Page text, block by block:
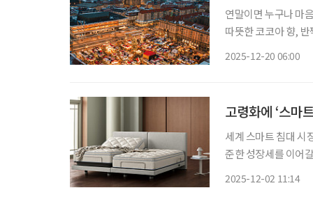
연말이면 누구나 마
따뜻한 코코아 향,
2025-12-20 06:00
고령화에 ‘스마
세계 스마트 침대 시
준한 성장세를 이어
2025-12-02 11:14